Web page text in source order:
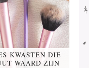
KWASTEN DIE
WAARD ZIJN